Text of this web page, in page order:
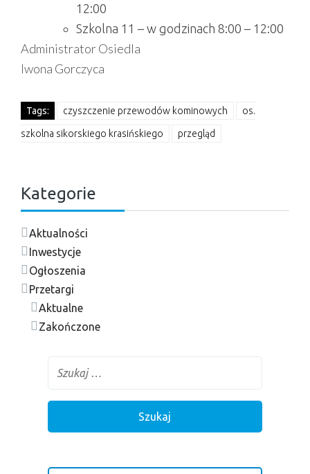
12:00
Szkolna 11 – w godzinach 8:00 – 12:00
Administrator Osiedla
Iwona Gorczyca
Tags: czyszczenie przewodów kominowych os.
szkolna sikorskiego krasińskiego przegląd
Kategorie
Aktualności
Inwestycje
Ogłoszenia
Przetargi
Aktualne
Zakończone